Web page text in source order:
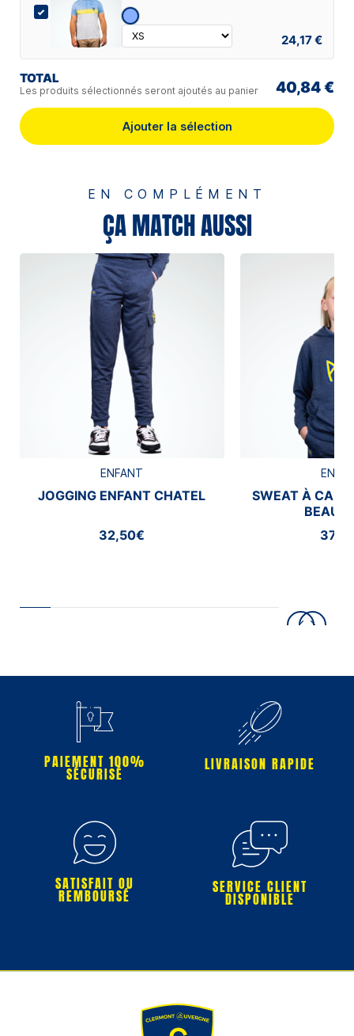
24,17 €
TOTAL
Les produits sélectionnés seront ajoutés au panier 40,84 €
Ajouter la sélection
EN COMPLÉMENT
ÇA MATCH AUSSI
ENFANT
JOGGING ENFANT CHATEL
32,50€
SWEAT À
PAIEMENT 100%
SÉCURISÉ
LIVRAISON RAPIDE
SATISFAIT OU
REMBOURSÉ SERVICE CLIENT
DISPONIBLE